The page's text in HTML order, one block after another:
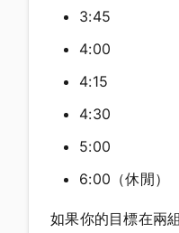
3:45
4:00
4:15
4:30
5:00
6:00（休閒）
如果你的目標在兩